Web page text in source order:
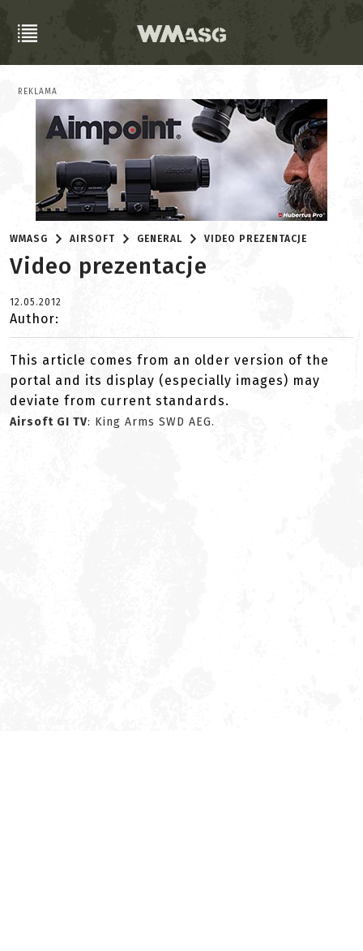
REKLAMA
WMASG AIRSOFT GENERAL VIDEO PREZENTACJE
Video prezentacje
12.05.2012
Author:
This article comes from an older version of the
portal and its display (especially images) may
deviate from current standards.
Airsoft GI TV: King Arms SWD AEG.